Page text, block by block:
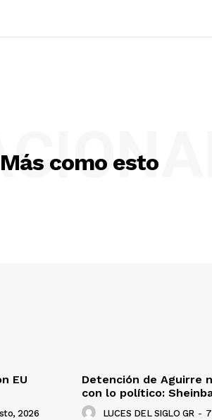
Más como esto
EU
2026
Detención de Aguirre
con lo político:
LUCES DEL SIGLO GR -